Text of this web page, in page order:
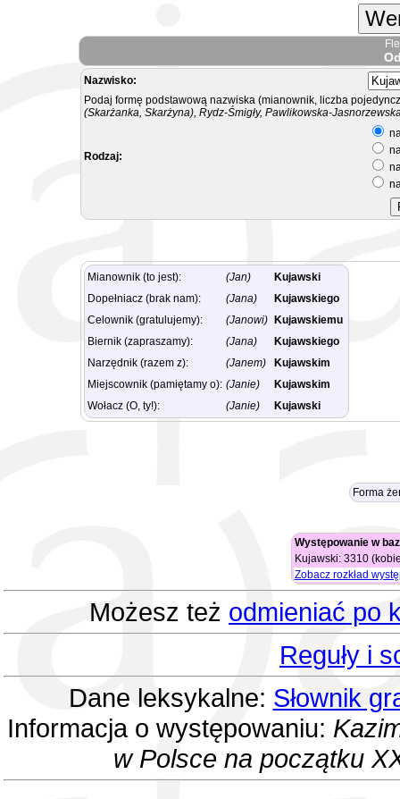
Nazwisko:
Podaj formę podstawową nazwiska (mianownik, liczba
(Skarżanka, Skarżyna), Rydz-Śmigły, Pawlikowska-
Rodzaj:
Mianownik (to jest): (Jan)
Kujawski
Dopełniacz (brak nam):
(Jana)
Kujawskiego
Celownik (gratulujemy):
(Janowi)
Kujawskiemu
Biernik (zapraszamy):
(Jana)
Kujawskiego
Narzędnik (razem z):
(Janem)
Kujawskim
Miejscownik (pamiętamy o): (Janie)
Kujawskim
Wołacz (O, ty!):
(Janie) Kujawski
Forma
Występowanie w
Kujawski: 3310
Zobacz rozkład
Możesz też odmieniać po
Reguły i
Dane leksykalne: Słownik
Informacja o występowaniu:
w Polsce na początku